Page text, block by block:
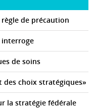
de précaution
interroge
de soins
des choix stratégiques»
la stratégie fédérale